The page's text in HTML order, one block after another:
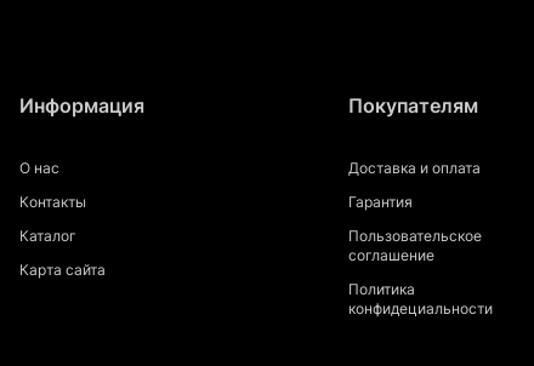
Информация
О нас
Контакты
Каталог
Карта сайта
Покупателям
Доставка и оплата
Гарантия
Пользовательское
соглашение
Политика
конфидециальности